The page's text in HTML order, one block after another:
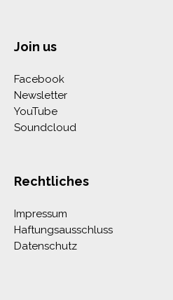
Join us
Facebook
Newsletter
YouTube
Soundcloud
Rechtliches
Impressum
Haftungsausschluss
Datenschutz